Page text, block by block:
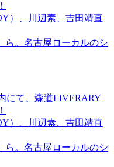
）、川辺素、吉田靖直
ら。名古屋ローカルのシ
にて、森道LIVERARY
）、川辺素、吉田靖直
ら。名古屋ローカルのシ